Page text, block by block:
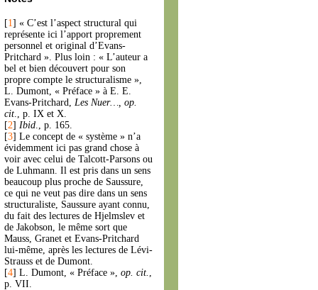
[1] « C’est l’aspect structural qui
représente ici l’apport proprement
personnel et original d’Evans-
Pritchard ». Plus loin : « L’auteur a
bel et bien découvert pour son
propre compte le structuralisme »,
L. Dumont, « Préface » à E. E.
Evans-Pritchard, Les Nuer…, op.
cit., p. IX et X.
[2] Ibid., p. 165.
[3] Le concept de « système » n’a
évidemment ici pas grand chose à
voir avec celui de Talcott-Parsons ou
de Luhmann. Il est pris dans un sens
beaucoup plus proche de Saussure,
ce qui ne veut pas dire dans un sens
structuraliste, Saussure ayant connu,
du fait des lectures de Hjelmslev et
de Jakobson, le même sort que
Mauss, Granet et Evans-Pritchard
lui-même, après les lectures de Lévi-
Strauss et de Dumont.
[4] L. Dumont, « Préface », op. cit. ,
p. VII.